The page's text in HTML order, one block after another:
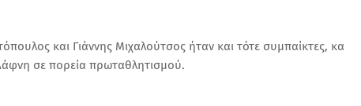
και Γιάννης Μιχαλούτσος ήταν και τότε συμπαίκτες, κα
σε πορεία πρωταθλητισμού.